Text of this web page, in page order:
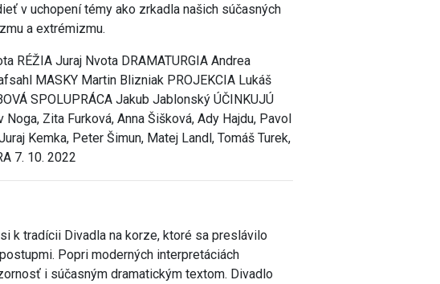
v uchopení témy ako zrkadla našich súčasných
a extrémizmu.
RÉŽIA Juraj Nvota DRAMATURGIA Andrea
MASKY Martin Blizniak PROJEKCIA Lukáš
SPOLUPRÁCA Jakub Jablonský ÚČINKUJÚ
Zita Furková, Anna Šišková, Ady Hajdu, Pavol
Kemka, Peter Šimun, Matej Landl, Tomáš Turek,
7. 10. 2022
k tradícii Divadla na korze, ktoré sa preslávilo
Popri moderných interpretáciách
i súčasným dramatickým textom. Divadlo